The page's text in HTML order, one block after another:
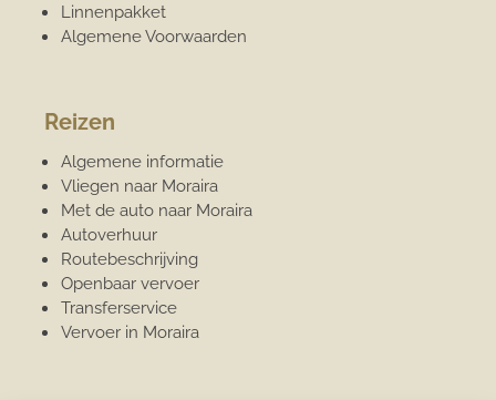
Linnenpakket
Algemene Voorwaarden
Reizen
Algemene informatie
Vliegen naar Moraira
Met de auto naar Moraira
Autoverhuur
Routebeschrijving
Openbaar vervoer
Transferservice
Vervoer in Moraira